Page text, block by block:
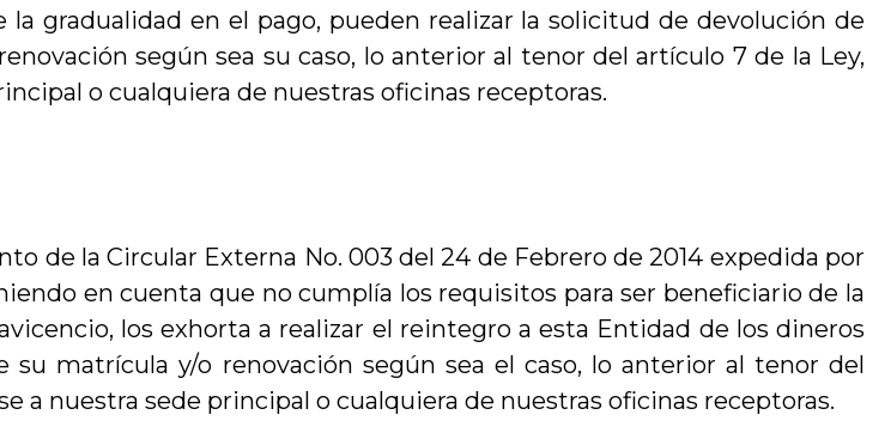
gradualidad en el pago, pueden realizar la solicitud de devolución de
según sea su caso, lo anterior al tenor del artículo 7 de la Ley,
o cualquiera de nuestras oficinas receptoras.
de la Circular Externa No. 003 del 24 de Febrero de 2014 expedida por
en cuenta que no cumplía los requisitos para ser beneficiario de la
los exhorta a realizar el reintegro a esta Entidad de los dineros
matrícula y/o renovación según sea el caso, lo anterior al tenor del
a nuestra sede principal o cualquiera de nuestras oficinas receptoras.